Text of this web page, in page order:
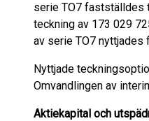
serie TO7 fastställdes
teckning av 173 029
av serie TO7 nyttjades
Nyttjade
Omvandlingen av
Aktiekapital och